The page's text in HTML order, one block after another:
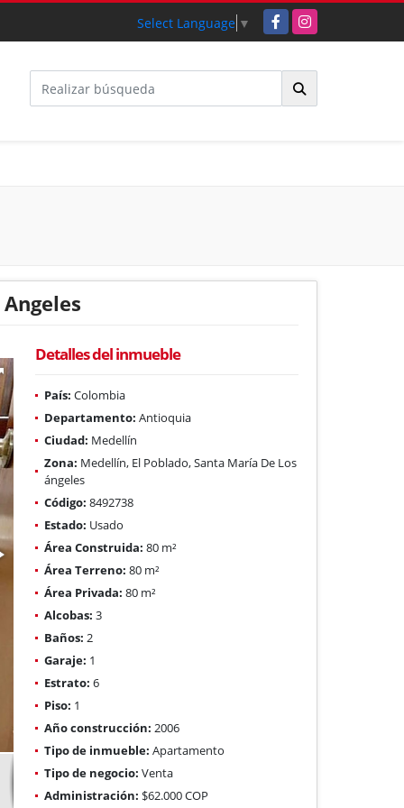
Select Language ▼ FacebookInstagram
Detalles del inmueble
País: Colombia
Departamento: Antioquia
Ciudad: Medellín
Zona: Medellín, El Poblado, Santa María De Los
ángeles
Código: 8492738
Estado: Usado
Área Construida: 80 m²
Área Terreno: 80 m²
Área Privada: 80 m²
Alcobas: 3
Baños: 2
Garaje: 1
Estrato: 6
Piso: 1
Año construcción: 2006
Tipo de inmueble: Apartamento
Tipo de negocio: Venta
Administración: $62.000 COP